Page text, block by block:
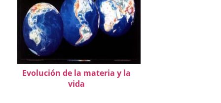
Evolución de la materia y la
vida